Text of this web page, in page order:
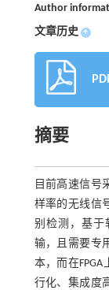
Author
文章历史 +
摘要
目前高速信号
样率的无线信
别检测，基于
输，且需要专
本，而在
行化、集成度